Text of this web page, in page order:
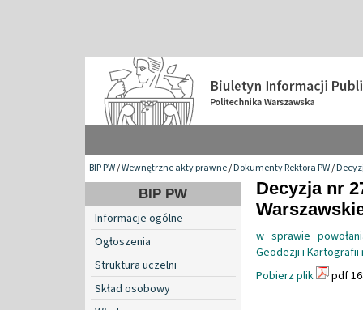
BIP PW/Wewnętrzne akty prawne/Dokumenty Rektora PW/
BIP PW
Informacje ogólne
Ogłoszenia
Struktura uczelni
Skład osobowy
Decyzja nr
w sprawie
Geodezji i Kartografii
Pobierz plik
pdf